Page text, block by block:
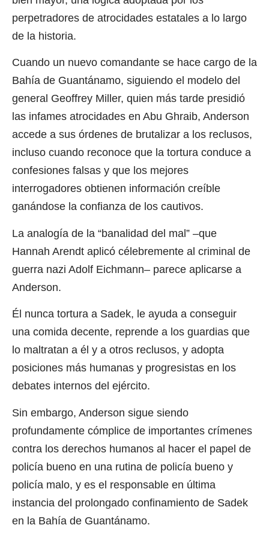
perpetradores de atrocidades estatales a lo largo
de la historia.
Cuando un nuevo comandante se hace cargo de la
Bahía de Guantánamo, siguiendo el modelo del
general Geoffrey Miller, quien más tarde presidió
las infames atrocidades en Abu Ghraib, Anderson
accede a sus órdenes de brutalizar a los reclusos,
incluso cuando reconoce que la tortura conduce a
confesiones falsas y que los mejores
interrogadores obtienen información creíble
ganándose la confianza de los cautivos.
La analogía de la “banalidad del mal” –que
Hannah Arendt aplicó célebremente al criminal de
guerra nazi Adolf Eichmann– parece aplicarse a
Anderson.
Él nunca tortura a Sadek, le ayuda a conseguir
una comida decente, reprende a los guardias que
lo maltratan a él y a otros reclusos, y adopta
posiciones más humanas y progresistas en los
debates internos del ejército.
Sin embargo, Anderson sigue siendo
profundamente cómplice de importantes crímenes
contra los derechos humanos al hacer el papel de
policía bueno en una rutina de policía bueno y
policía malo, y es el responsable en última
instancia del prolongado confinamiento de Sadek
en la Bahía de Guantánamo.